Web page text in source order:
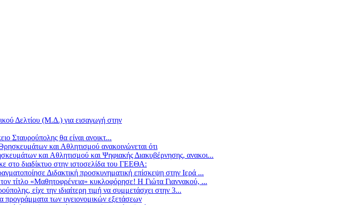
Δελτίου (Μ.Δ.) για εισαγωγή στην
Σταυρούπολης θα είναι ανοικτ...
και Αθλητισμού ανακοινώνεται ότι
και Αθλητισμού και Ψηφιακής Διακυβέρνησης, ανακοι...
στο διαδίκτυο στην ιστοσελίδα του ΓΕΕΘΑ:
Διδακτική προσκυνηματική επίσκεψη στην Ιερά ...
τίτλο «Μαθητοφρένεια» κυκλοφόρησε! Η Γιώτα Γιαννακού, ...
είχε την ιδιαίτερη τιμή να συμμετάσχει στην 3...
προγράμματα των υγειονομικών εξετάσεων